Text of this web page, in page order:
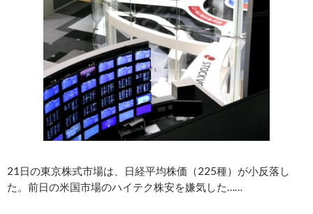
21日の東京株式市場は、日経平均株価（225種）が小反落し
た。前日の米国市場のハイテク株安を嫌気した……